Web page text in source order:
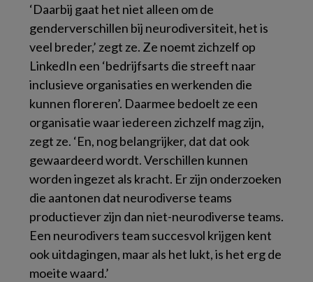
‘Daarbij gaat het niet alleen om de
genderverschillen bij neurodiversiteit, het is
veel breder,’ zegt ze. Ze noemt zichzelf op
LinkedIn een ‘bedrijfsarts die streeft naar
inclusieve organisaties en werkenden die
kunnen floreren’. Daarmee bedoelt ze een
organisatie waar iedereen zichzelf mag zijn,
zegt ze. ‘En, nog belangrijker, dat dat ook
gewaardeerd wordt. Verschillen kunnen
worden ingezet als kracht. Er zijn onderzoeken
die aantonen dat neurodiverse teams
productiever zijn dan niet-neurodiverse teams.
Een neurodivers team succesvol krijgen kent
ook uitdagingen, maar als het lukt, is het erg de
moeite waard.’